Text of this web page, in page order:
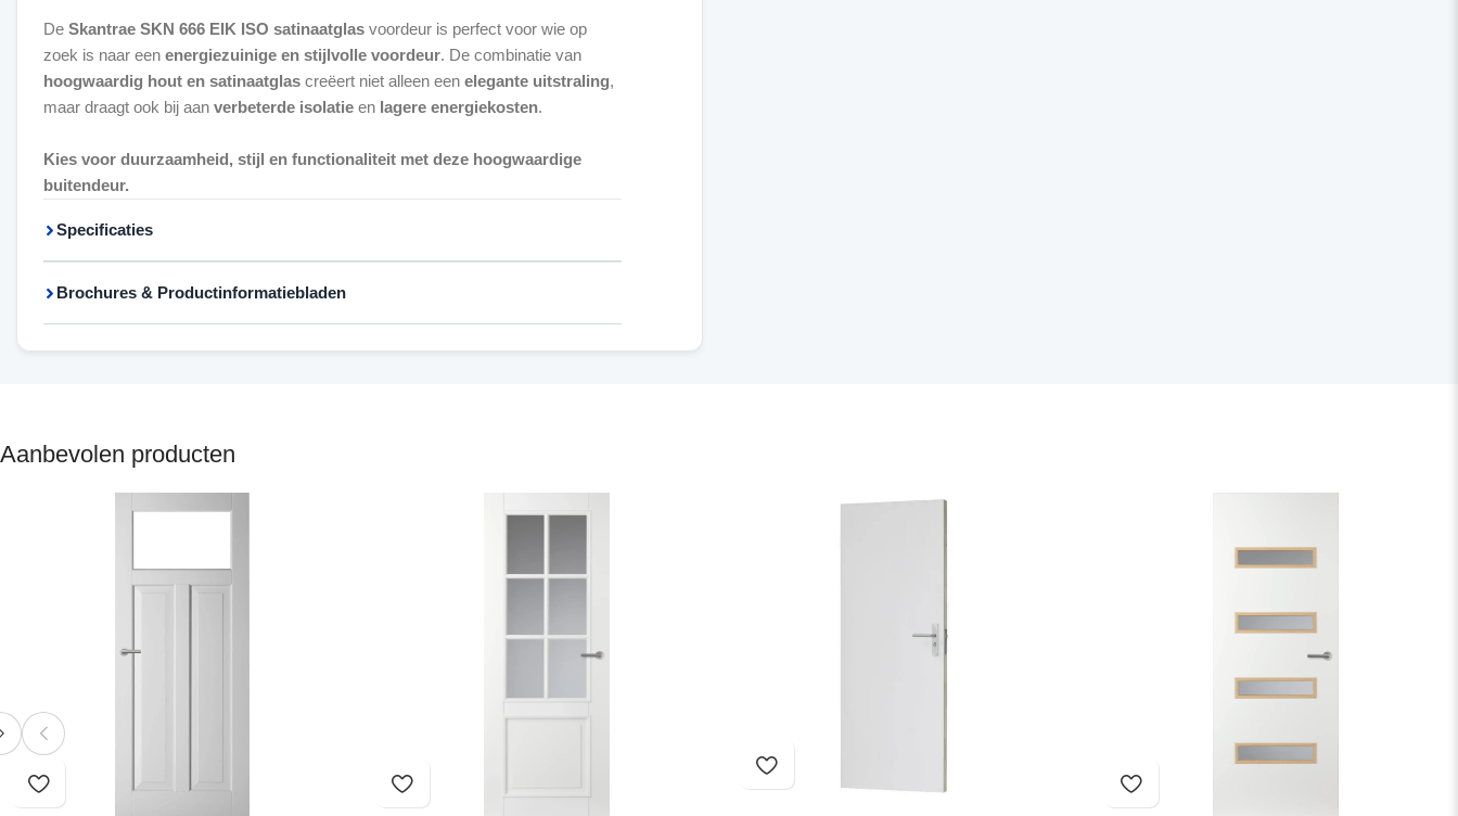
De Skantrae SKN 666 EIK ISO satinaatglas voordeur is perfect voor wie op
zoek is naar een energiezuinige en stijlvolle voordeur. De combinatie van
hoogwaardig hout en satinaatglas creëert niet alleen een elegante uitstraling,
maar draagt ook bij aan verbeterde isolatie en lagere energiekosten.
Kies voor duurzaamheid, stijl en functionaliteit met deze hoogwaardige
buitendeur.
Specificaties
Brochures & Productinformatiebladen
Aanbevolen producten